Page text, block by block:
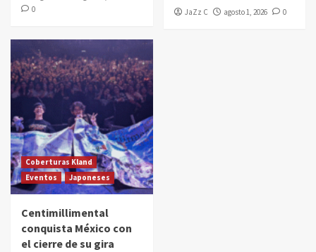
0
JaZz C agosto 1, 2026 0
Coberturas Kland
Eventos
Japoneses
Centimillimental
conquista México con
el cierre de su gira